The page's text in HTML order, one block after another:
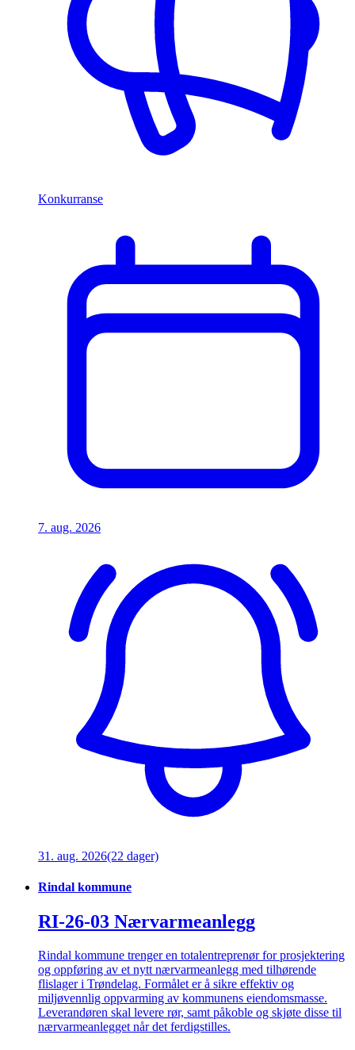
Konkurranse
7. aug. 2026
31. aug. 2026(22 dager)
Rindal kommune
RI-26-03 Nærvarmeanlegg
Rindal kommune trenger en totalentreprenør for prosjektering
og oppføring av et nytt nærvarmeanlegg med tilhørende
flislager i Trøndelag. Formålet er å sikre effektiv og
miljøvennlig oppvarming av kommunens eiendomsmasse.
Leverandøren skal levere rør, samt påkoble og skjøte disse til
nærvarmeanlegget når det ferdigstilles.